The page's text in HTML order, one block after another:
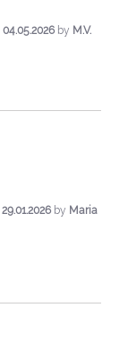
04.05.2026 by M.V.
29.01.2026 by Maria